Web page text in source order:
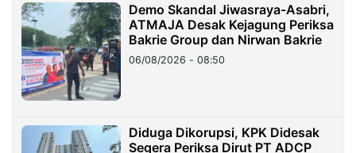
Demo Skandal Jiwasraya-Asabri,
ATMAJA Desak Kejagung Periksa
Bakrie Group dan Nirwan Bakrie
06/08/2026 - 08:50
Diduga Dikorupsi, KPK Didesak
Segera Periksa Dirut PT ADCP